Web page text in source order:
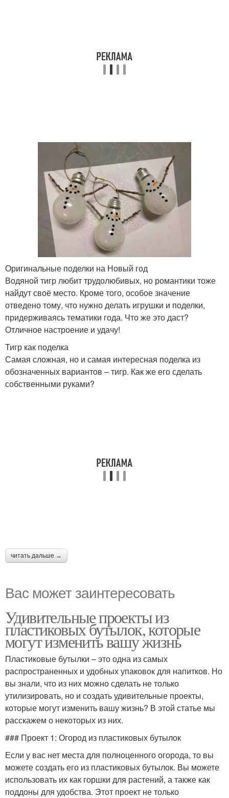
Оригинальные поделки на Новый год
Водяной тигр любит трудолюбивых, но романтики тоже
найдут своё место. Кроме того, особое значение
отведено тому, что нужно делать игрушки и поделки,
придерживаясь тематики года. Что же это даст?
Отличное настроение и удачу!
Тигр как поделка
Самая сложная, но и самая интересная поделка из
обозначенных вариантов – тигр. Как же его сделать
собственными руками?
читать дальше →
Вас может заинтересовать
Удивительные проекты из
пластиковых бутылок, которые
могут изменить вашу жизнь
Пластиковые бутылки – это одна из самых
распространенных и удобных упаковок для напитков. Но
вы знали, что из них можно сделать не только
утилизировать, но и создать удивительные проекты,
которые могут изменить вашу жизнь? В этой статье мы
расскажем о некоторых из них.
### Проект 1: Огород из пластиковых бутылок
Если у вас нет места для полноценного огорода, то вы
можете создать его из пластиковых бутылок. Вы можете
использовать их как горшки для растений, а также как
поддоны для удобства. Этот проект не только